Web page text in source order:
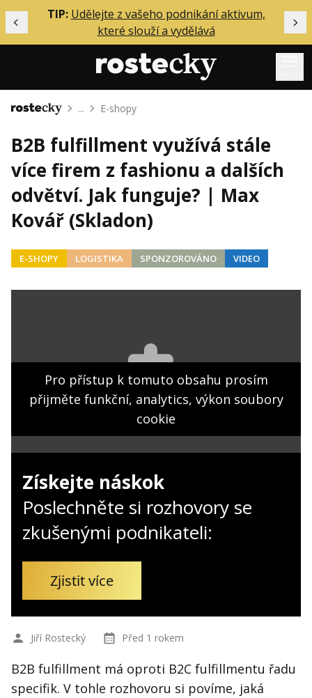
Předchozí
TIP: Udělejte z vašeho podnikání aktivum,
které slouží a vydělává
Mentoring
Podcasty
Solo
Akce
Inzerce
Přihlášení
Hledaná fráze Hledat
Domů ... E-shopy
B2B fulfillment využívá stále
více firem z fashionu a dalších
odvětví. Jak funguje? | Max
Kovář (Skladon)
E-SHOPY LOGISTIKA SPONZOROVÁNO VIDEO
Pro přístup k tomuto obsahu prosím
přijměte funkční, analytics, výkon soubory
cookie
Získejte náskok
Poslechněte si rozhovory se
zkušenými podnikateli:
Zjistit více
Jiří Rostecký Před 1 rokem
B2B fulfillment má oproti B2C fulfillmentu řadu
specifik. V tohle rozhovoru si povíme, jaká